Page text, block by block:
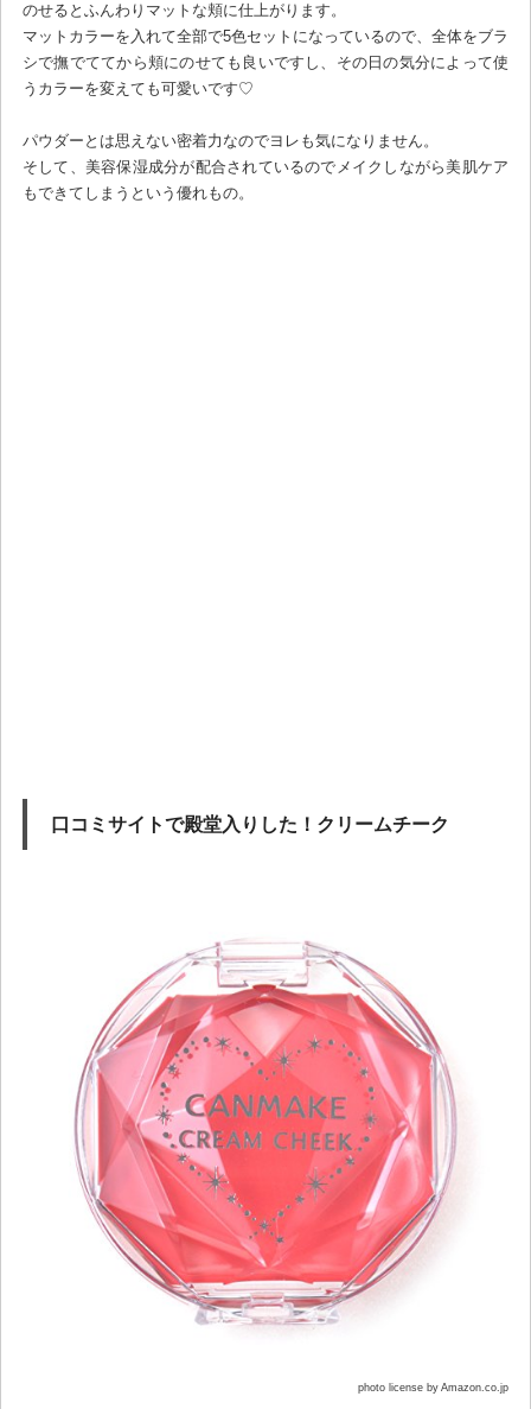
のせるとふんわりマットな頬に仕上がります。
マットカラーを入れて全部で5色セットになっているので、全体をブラ
シで撫でててから頬にのせても良いですし、その日の気分によって使
うカラーを変えても可愛いです♡
パウダーとは思えない密着力なのでヨレも気になりません。
そして、美容保湿成分が配合されているのでメイクしながら美肌ケア
もできてしまうという優れもの。
口コミサイトで殿堂入りした！クリームチーク
photo license by Amazon.co.jp